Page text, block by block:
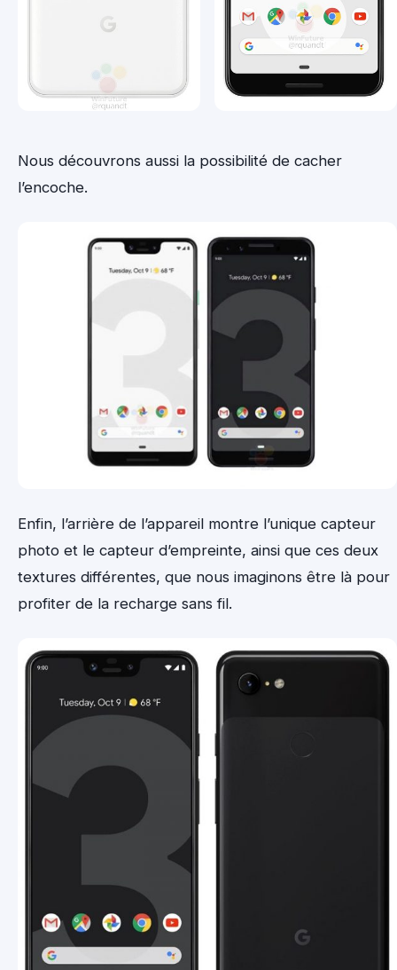
Nous découvrons aussi la possibilité de cacher
l’encoche.
Enfin, l’arrière de l’appareil montre l’unique capteur
photo et le capteur d’empreinte, ainsi que ces deux
textures différentes, que nous imaginons être là pour
profiter de la recharge sans fil.